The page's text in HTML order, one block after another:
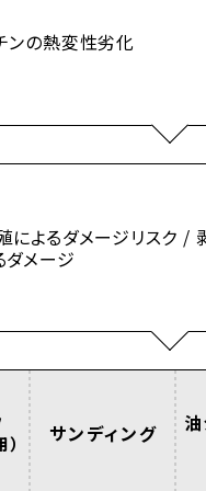
ンの熱変性劣化
によるダメージリスク /
ダメージ
サンディング